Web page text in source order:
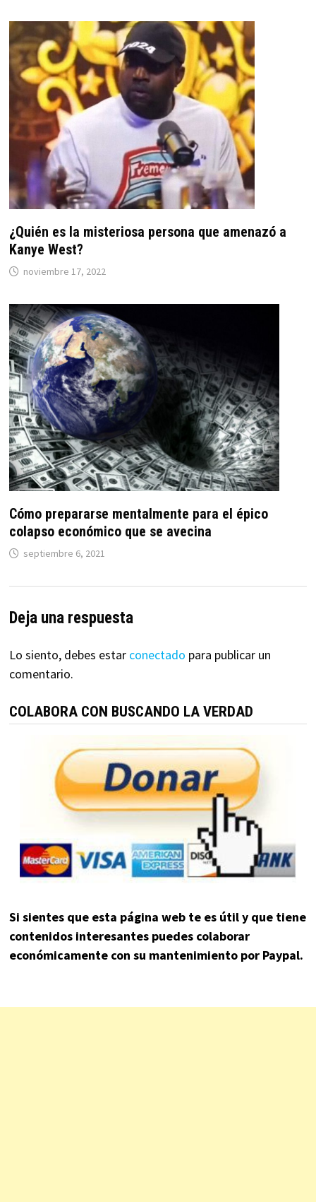
¿Quién es la misteriosa persona que amenazó a
Kanye West?
noviembre 17, 2022
Cómo prepararse mentalmente para el épico
colapso económico que se avecina
septiembre 6, 2021
Deja una respuesta
Lo siento, debes estar conectado para publicar un
comentario.
COLABORA CON BUSCANDO LA VERDAD
Si sientes que esta página web te es útil y que tiene
contenidos interesantes puedes colaborar
económicamente con su mantenimiento por Paypal.